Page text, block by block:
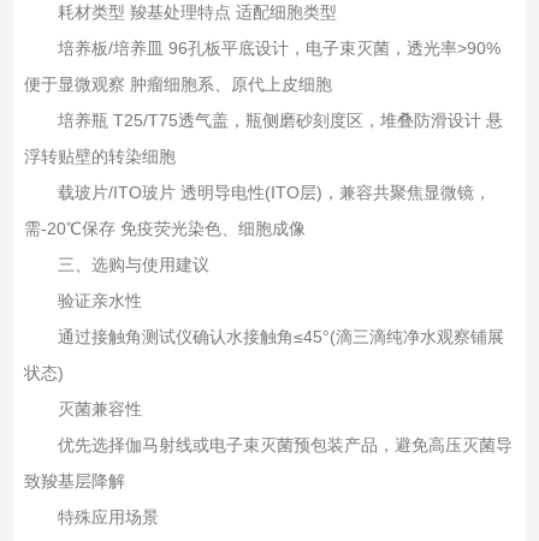
耗材类型‌ ‌羧基处理特点‌ ‌适配细胞类型‌
培养板/培养皿‌ 96孔板平底设计，电子束灭菌，透光率>90%
便于显微观察‌ 肿瘤细胞系、原代上皮细胞
培养瓶‌ T25/T75透气盖，瓶侧磨砂刻度区，堆叠防滑设计‌ 悬
浮转贴壁的转染细胞
载玻片/ITO玻片‌ 透明导电性(ITO层)，兼容共聚焦显微镜，
需-20℃保存‌ 免疫荧光染色、细胞成像
三、选购与使用建议‌
验证亲水性‌
通过接触角测试仪确认水接触角≤45°(滴三滴纯净水观察铺展
状态)‌
灭菌兼容性‌
优先选择伽马射线或电子束灭菌预包装产品，避免高压灭菌导
致羧基层降解‌
特殊应用场景‌